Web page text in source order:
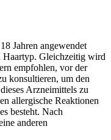
Jahren angewendet
Haartyp. Gleichzeitig wird
empfohlen, vor der
konsultieren, um den
Arzneimittels zu
allergische Reaktionen
besteht. Nach
anderen